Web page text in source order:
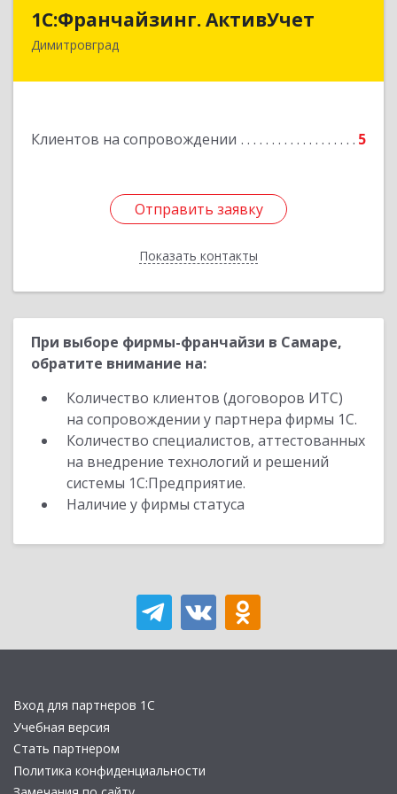
1С:Франчайзинг. АктивУчет
Димитровград
Клиентов на сопровождении 5
Отправить заявку
Показать контакты
1С:Франчайзинг. АктивУчет
433505, Ульяновская обл., г. Димитровград, ул.
Отправить заявку
Назад
При выборе фирмы-франчайзи в Самаре,
обратите внимание на:
Количество клиентов (договоров ИТС)
на сопровождении у партнера фирмы 1С.
Количество специалистов, аттестованных
на внедрение технологий и решений
системы 1С:Предприятие.
Наличие у фирмы статуса
Вход для партнеров 1С
Учебная версия
Стать партнером
Политика конфиденциальности